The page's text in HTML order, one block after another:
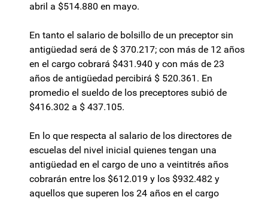
abril a $514.880 en mayo.
En tanto el salario de bolsillo de un preceptor sin
antigüedad será de $ 370.217; con más de 12 años
en el cargo cobrará $431.940 y con más de 23
años de antigüedad percibirá $ 520.361. En
promedio el sueldo de los preceptores subió de
$416.302 a $ 437.105.
En lo que respecta al salario de los directores de
escuelas del nivel inicial quienes tengan una
antigüedad en el cargo de uno a veintitrés años
cobrarán entre los $612.019 y los $932.482 y
aquellos que superen los 24 años en el cargo